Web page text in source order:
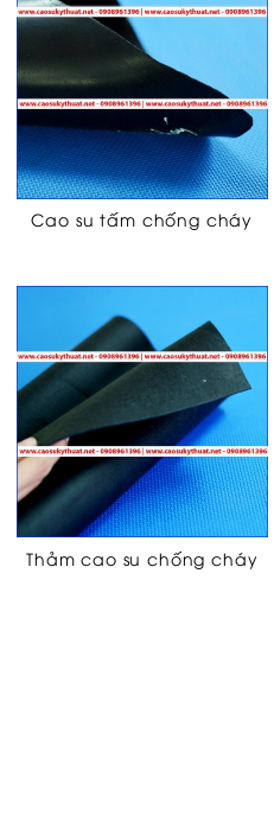
Cao su tấm chống cháy
Thảm cao su chống cháy